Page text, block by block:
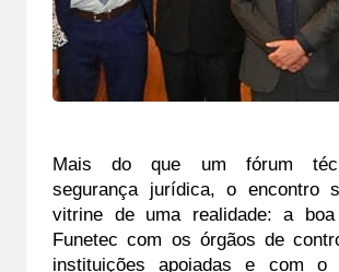
Mais do que um fórum
segurança jurídica, o encontro
vitrine de uma realidade: a
Funetec com os órgãos de
instituições apoiadas e com o